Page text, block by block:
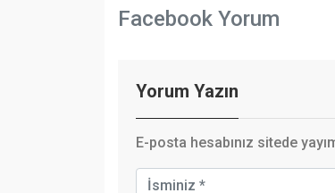
Facebook Yorum
Yorum Yazın
E-posta hesabınız sitede